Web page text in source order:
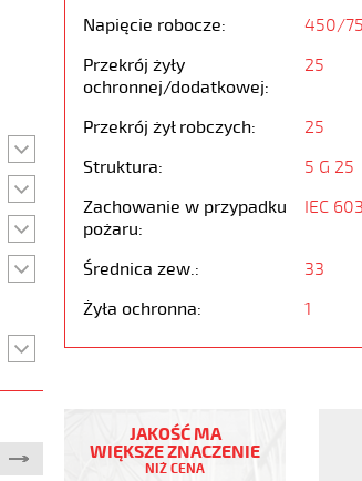
Napięcie robocze:
450/
Przekrój żyły
ochronnej/dodatkowej:
25
Przekrój żył robczych:
25
Struktura:
5 G 25
Zachowanie w przypadku
pożaru:
IEC
Średnica zew.:
33
Żyła ochronna:
1
PURÖ- JAKOŚĆ MA
WIĘKSZE ZNACZENIE
NIŻ CENA